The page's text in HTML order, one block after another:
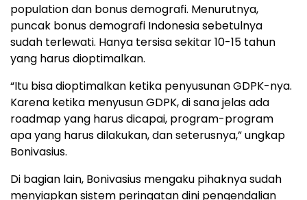
population dan bonus demografi. Menurutnya,
puncak bonus demografi Indonesia sebetulnya
sudah terlewati. Hanya tersisa sekitar 10-15 tahun
yang harus dioptimalkan.
“Itu bisa dioptimalkan ketika penyusunan GDPK-nya.
Karena ketika menyusun GDPK, di sana jelas ada
roadmap yang harus dicapai, program-program
apa yang harus dilakukan, dan seterusnya,” ungkap
Bonivasius.
Di bagian lain, Bonivasius mengaku pihaknya sudah
menyiapkan sistem peringatan dini pengendalian